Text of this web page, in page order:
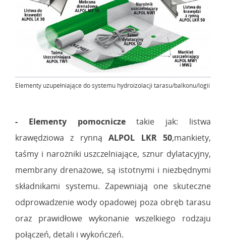
Elementy uzupełniające do systemu hydroizolacji tarasu/balkonu/logii
- Elementy pomocniczetakie jak: listwa
krawędziowa z rynnąALPOL LKR 50,mankiety,
taśmy i narożniki uszczelniające, sznur dylatacyjny,
membrany drenażowe, są istotnymi i niezbędnymi
składnikami systemu. Zapewniają one skuteczne
odprowadzenie wody opadowej poza obręb tarasu
oraz prawidłowe wykonanie wszelkiego rodzaju
połączeń, detali i wykończeń.